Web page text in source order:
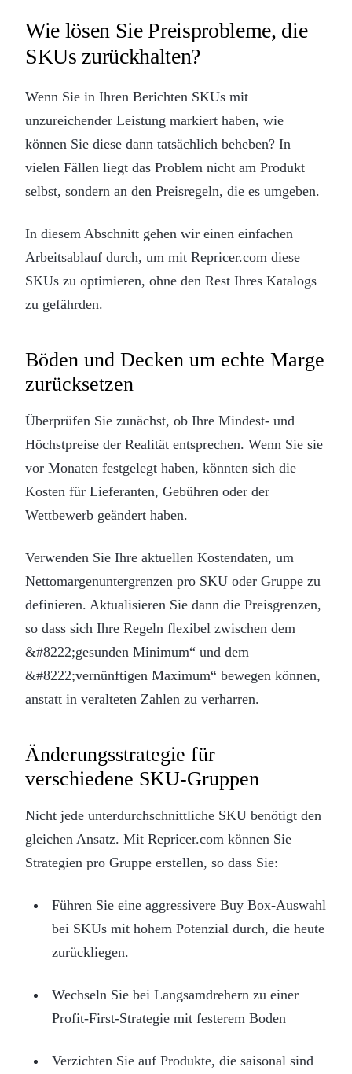
Wie lösen Sie Preisprobleme, die
SKUs zurückhalten?
Wenn Sie in Ihren Berichten SKUs mit
unzureichender Leistung markiert haben, wie
können Sie diese dann tatsächlich beheben? In
vielen Fällen liegt das Problem nicht am Produkt
selbst, sondern an den Preisregeln, die es umgeben.
In diesem Abschnitt gehen wir einen einfachen
Arbeitsablauf durch, um mit Repricer.com diese
SKUs zu optimieren, ohne den Rest Ihres Katalogs
zu gefährden.
Böden und Decken um echte Marge
zurücksetzen
Überprüfen Sie zunächst, ob Ihre Mindest- und
Höchstpreise der Realität entsprechen. Wenn Sie sie
vor Monaten festgelegt haben, könnten sich die
Kosten für Lieferanten, Gebühren oder der
Wettbewerb geändert haben.
Verwenden Sie Ihre aktuellen Kostendaten, um
Nettomargenuntergrenzen pro SKU oder Gruppe zu
definieren. Aktualisieren Sie dann die Preisgrenzen,
so dass sich Ihre Regeln flexibel zwischen dem
&#8222;gesunden Minimum“ und dem
&#8222;vernünftigen Maximum“ bewegen können,
anstatt in veralteten Zahlen zu verharren.
Änderungsstrategie für
verschiedene SKU-Gruppen
Nicht jede unterdurchschnittliche SKU benötigt den
gleichen Ansatz. Mit Repricer.com können Sie
Strategien pro Gruppe erstellen, so dass Sie:
Führen Sie eine aggressivere Buy Box-Auswahl
bei SKUs mit hohem Potenzial durch, die heute
zurückliegen.
Wechseln Sie bei Langsamdrehern zu einer
Profit-First-Strategie mit festerem Boden
Verzichten Sie auf Produkte, die saisonal sind